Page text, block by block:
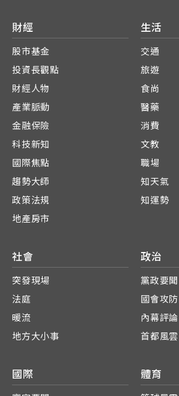
財經
股市基金
投資長觀點
財經人物
產業脈動
金融保險
科技新知
國際焦點
趨勢大師
政策法規
地產房市
生活
交通
旅遊
食尚
醫藥
消費
文教
職場
知天氣
知運勢
社會
突發現場
法庭
暖流
地方大小事
政治
黨政要聞
國會攻防
內幕評論
首都風雲
國際 體育